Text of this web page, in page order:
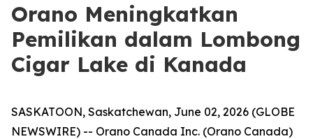
Orano Meningkatkan
Pemilikan dalam Lombong
Cigar Lake di Kanada
SASKATOON, Saskatchewan, June 02, 2026 (GLOBE
NEWSWIRE) -- Orano Canada Inc. (Orano Canada)